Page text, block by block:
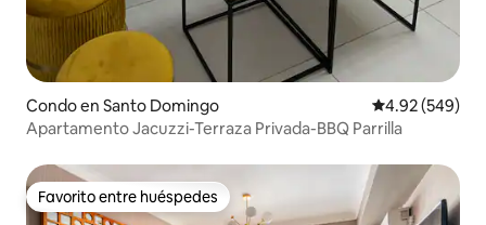
Condo en Santo Domingo Calificación
4.92 (549)
Apartamento Jacuzzi-Terraza Privada-BBQ Parrilla
Favorito entre huéspedes
Favorito entre huéspedes